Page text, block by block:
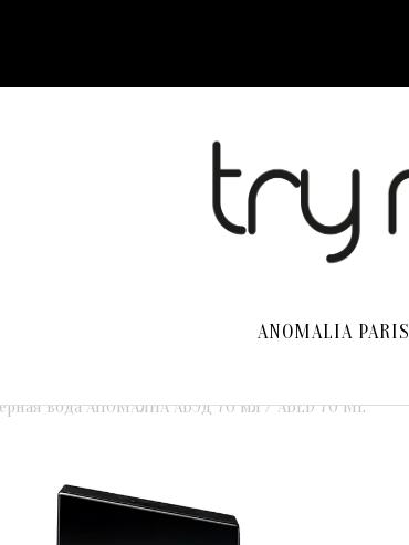
ANOMALIA PARIS
вода АНОМАЛИА АБЭД 70 мл / ABED 70 ML